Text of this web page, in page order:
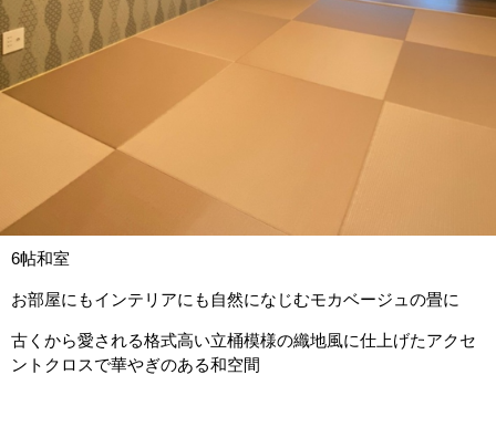
6帖和室
お部屋にもインテリアにも自然になじむモカベージュの畳に
古くから愛される格式高い立桶模様の織地風に仕上げたアクセ
ントクロスで華やぎのある和空間